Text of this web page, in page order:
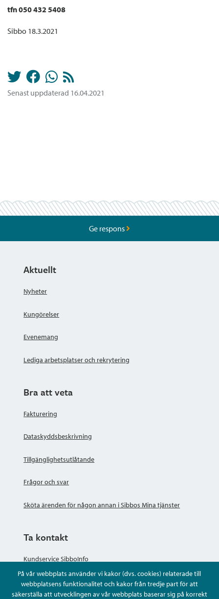
tfn 050 432 5408
Sibbo 18.3.2021
Senast uppdaterad 16.04.2021
På vår webbplats använder vi kakor (dvs. cookies) relaterade till
webbplatsens funktionalitet och kakor från tredje part för att
säkerställa att utvecklingen av vår webbplats baserar sig på korrekt
Ge respons
Aktuellt
Nyheter
Kungörelser
Evenemang
Lediga arbetsplatser och rekrytering
Bra att veta
Fakturering
Dataskyddsbeskrivning
Tillgänglighetsutlåtande
Frågor och svar
Sköta ärenden för någon annan i Sibbos Mina tjänster
Ta kontakt
Kundservice SibboInfo
Ge anonym respons